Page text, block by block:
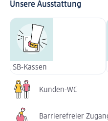
Unsere Ausstattung
SB-Kassen
Kunden-WC
Barrierefreier